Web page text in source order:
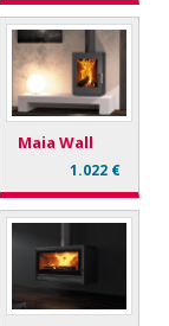
Maia Wall
1.022 €